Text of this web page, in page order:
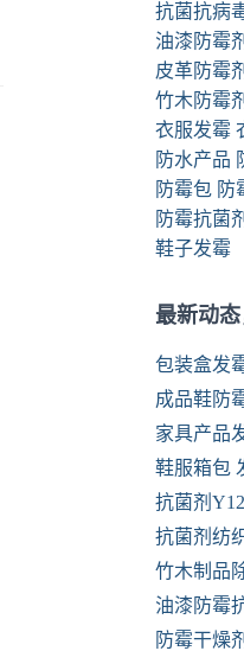
抗菌抗病
油漆防霉剂
皮革防霉剂
竹木防霉剂
衣服发霉
防水产品
防霉包 防
防霉抗菌剂
鞋子发霉
最新动
包装盒发
成品鞋防
家具产品
霉解决方
鞋服箱包
霉剂 防霉
安全到达
抗菌剂
响
抗菌剂纺
较好！
竹木制品
油漆防霉
果好，成
防霉干燥